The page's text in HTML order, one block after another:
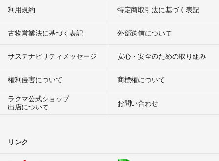
利用規約 特定商取引法に基づく表記
古物営業法に基づく表記 外部送信について
サステナビリティメッセージ 安心・安全のための取り組み
権利侵害について
商標権について
ラクマ公式ショップ
出店について
お問い合わせ
リンク